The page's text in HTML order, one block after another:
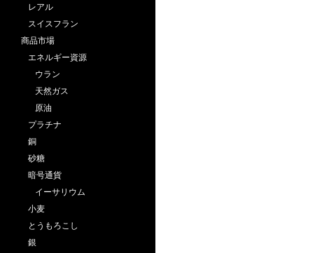
レアル
スイスフラン
商品市場
エネルギー資源
ウラン
天然ガス
原油
プラチナ
銅
砂糖
暗号通貨
イーサリウム
小麦
とうもろこし
銀